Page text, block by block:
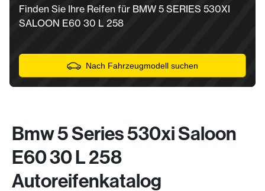
Finden Sie Ihre Reifen für BMW 5 SERIES 530XI
SALOON E60 30 L 258
Nach Fahrzeugmodell suchen
Bmw 5 Series 530xi Saloon
E60 30 L 258
Autoreifenkatalog